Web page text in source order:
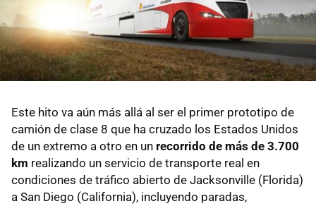
Este hito va aún más allá al ser el primer prototipo de
camión de clase 8 que ha cruzado los Estados Unidos
de un extremo a otro en un recorrido de más de 3.700
km realizando un servicio de transporte real en
condiciones de tráfico abierto de Jacksonville (Florida)
a San Diego (California), incluyendo paradas,